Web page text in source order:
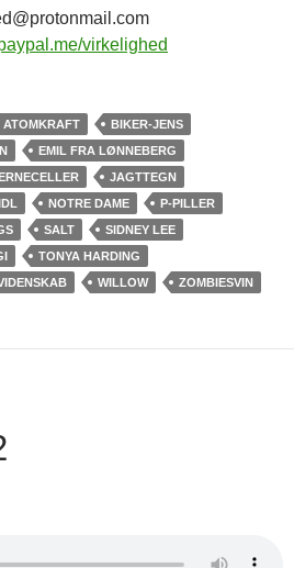
virkelighed
ATOMKRAFT
BIKER-JENS
EMIL FRA LØNNEBERG
JAGTTEGN
NOTRE DAME
P-PILLER
SALT
SIDNEY LEE
TONYA HARDING
WILLOW ZOMBIESVIN